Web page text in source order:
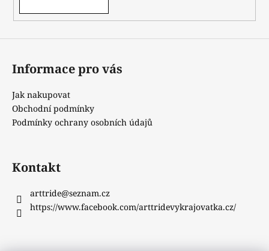
Informace pro vás
Jak nakupovat
Obchodní podmínky
Podmínky ochrany osobních údajů
Kontakt
arttride@seznam.cz
https://www.facebook.com/arttridevykrajovatka.cz/